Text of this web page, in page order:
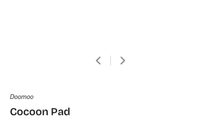
Doomoo
Cocoon Pad